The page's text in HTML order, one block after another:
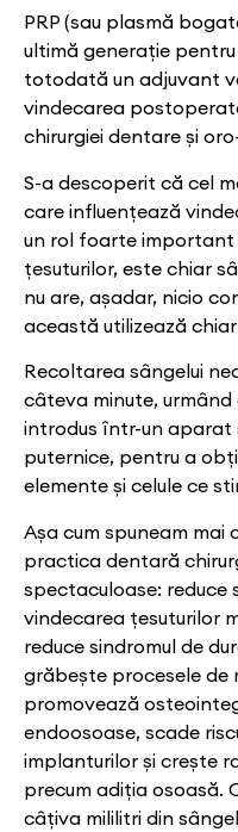
PRP (sau plasmă
ultimă generație
totodată un adjuvant
vindecarea
chirurgiei dentare și
S-a descoperit că cel
care influențează
un rol foarte important
țesuturilor, este chiar
nu are, așadar, nicio
această utilizează
Recoltarea sângelui
câteva minute,
introdus într-un aparat
puternice, pentru a
elemente și celule ce
Așa cum spuneam mai
practica dentară
spectaculoase: reduce
vindecarea țesuturilor
reduce sindromul de
grăbește procesele de
promovează
endoosoase, scade
implanturilor și crește
precum adiția osoasă.
câțiva mililitri din